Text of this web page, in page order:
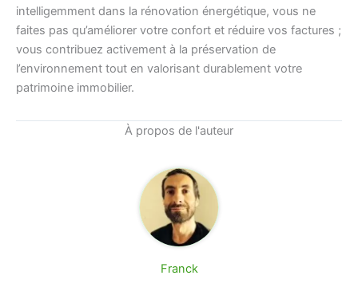
intelligemment dans la rénovation énergétique, vous ne
faites pas qu’améliorer votre confort et réduire vos factures ;
vous contribuez activement à la préservation de
l’environnement tout en valorisant durablement votre
patrimoine immobilier.
À propos de l'auteur
Franck